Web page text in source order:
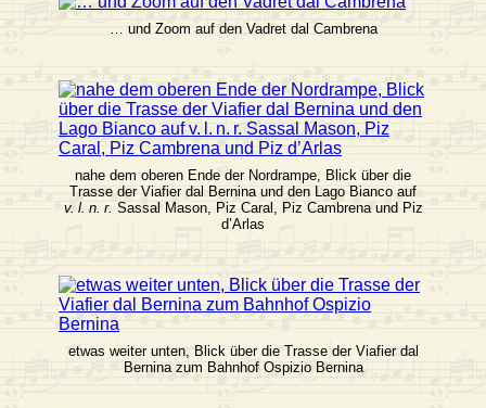
… und Zoom auf den Vadret dal Cambrena
nahe dem oberen Ende der Nordrampe, Blick über die
Trasse der Viafier dal Bernina und den Lago Bianco auf
v. l. n. r. Sassal Mason, Piz Caral, Piz Cambrena und Piz
d’Arlas
etwas weiter unten, Blick über die Trasse der Viafier dal
Bernina zum Bahnhof Ospizio Bernina